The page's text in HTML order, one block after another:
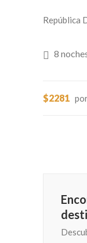
República
8
$2281